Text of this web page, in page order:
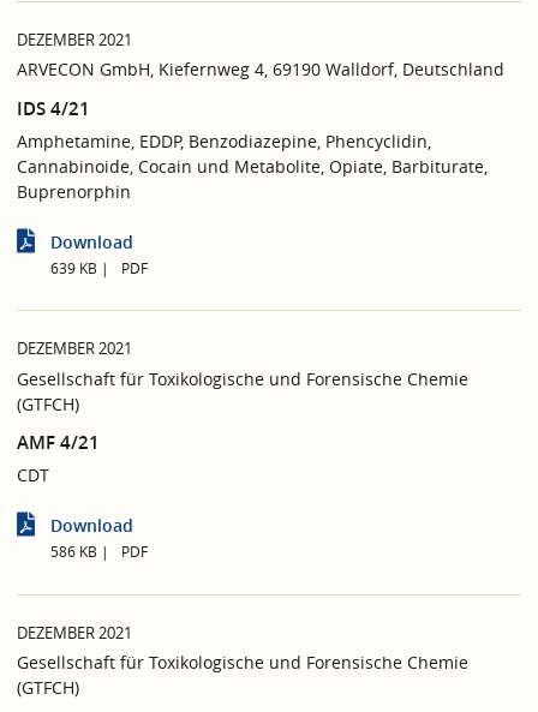
DEZEMBER 2021
ARVECON GmbH, Kiefernweg 4, 69190 Walldorf, Deutschland
IDS 4/21
Amphetamine, EDDP, Benzodiazepine, Phencyclidin,
Cannabinoide, Cocain und Metabolite, Opiate, Barbiturate,
Buprenorphin
Download
639 KB PDF
DEZEMBER 2021
Gesellschaft für Toxikologische und Forensische Chemie
(GTFCH)
AMF 4/21
CDT
Download
586 KB PDF
DEZEMBER 2021
Gesellschaft für Toxikologische und Forensische Chemie
(GTFCH)